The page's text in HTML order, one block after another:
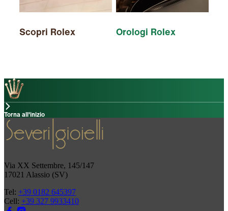
Scopri Rolex Orologi Rolex
Torna all'inizio
Via XX Settembre, 145/147
17021 Alassio (SV)
Tel: +39 0182 645397
Cell: +39 327 9933410